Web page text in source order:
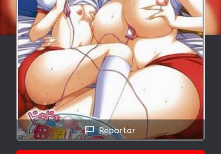
Reportar